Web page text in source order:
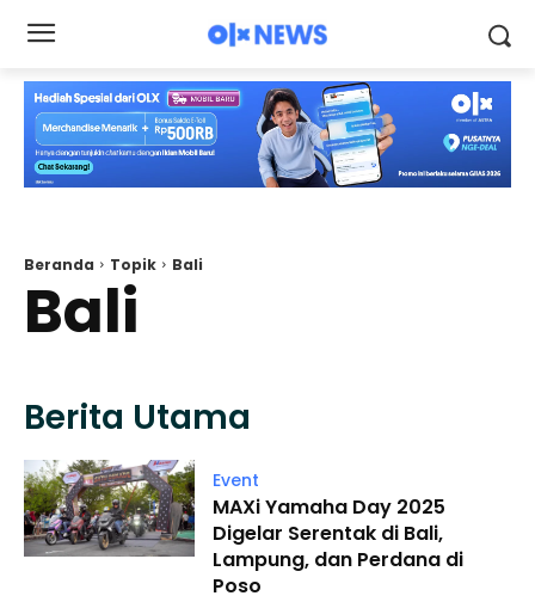
Beranda Topik Bali
Bali
Berita Utama
Event
MAXi Yamaha Day 2025
Digelar Serentak di Bali,
Lampung, dan Perdana di
Poso